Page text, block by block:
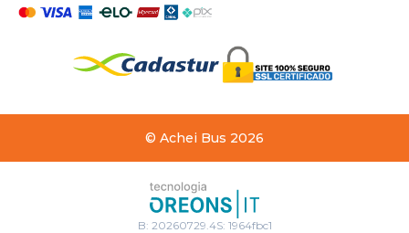
© Achei Bus 2026
B: 20260729.4S: 1964fbc1